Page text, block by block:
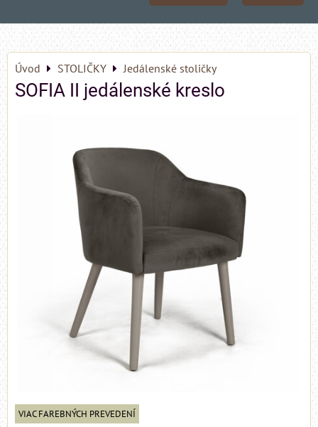
Úvod STOLIČKY Jedálenské stoličky
SOFIA II jedálenské kreslo
VIAC FAREBNÝCH PREVEDENÍ